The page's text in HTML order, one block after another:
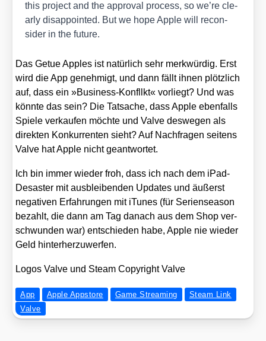
this pro­ject and the appr­oval pro­cess, so we’­re cle­
ar­ly dis­ap­poin­ted. But we hope Apple will recon­
sider in the future.
Das Getue App­les ist natür­lich sehr merk­wür­dig. Erst
wird die App geneh­migt, und dann fällt ihnen plötz­lich
auf, dass ein »Busi­ness-Kon­fllkt« vor­liegt? Und was
könn­te das sein? Die Tat­sa­che, dass Apple eben­falls
Spie­le ver­kau­fen möch­te und Val­ve des­we­gen als
direk­ten Kon­kur­ren­ten sieht? Auf Nach­fra­gen sei­tens
Val­ve hat Apple nicht geant­wor­tet.
Ich bin immer wie­der froh, dass ich nach dem iPad-
Desas­ter mit aus­blei­ben­den Updates und äußerst
nega­ti­ven Erfah­run­gen mit iTu­nes (für Seri­en­se­a­son
bezahlt, die dann am Tag danach aus dem Shop ver­
schwun­den war) ent­schie­den habe, Apple nie wie­der
Geld hin­ter­her­zu­wer­fen.
Logos Val­ve und Steam Copy­right Val­ve
App Apple Appstore Game Streaming
Steam Link
Valve